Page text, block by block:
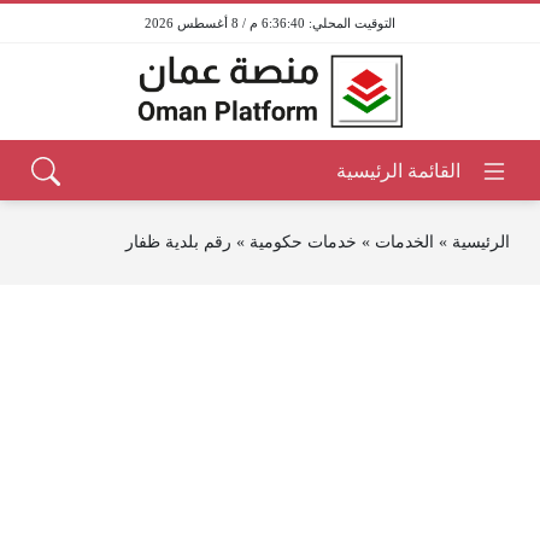
6:36:40 م / 8 أغسطس 2026
الرئيسية » الخدمات » خدمات حكومية » رقم بلدية ظفار